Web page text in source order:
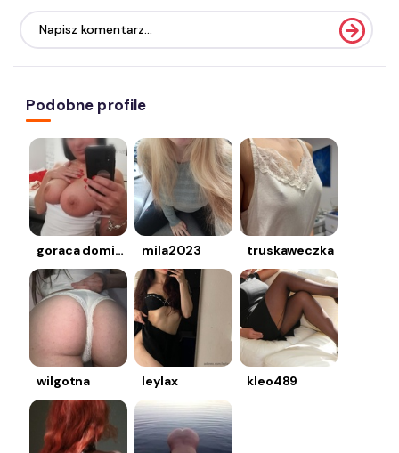
Podobne profile
goraca dominika mila2023 truskaweczka
wilgotna leylax kleo489